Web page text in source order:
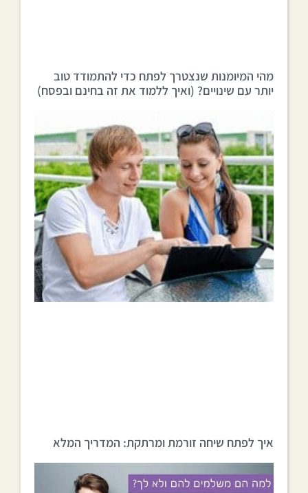
מהי המיומנות שנצטרך לפתח כדי להתמודד טוב
יותר עם שינויים? (ואיך ללמוד את זה בחינם ובפסח)
איך לפתח שיחה זורמת ומרתקת: המדריך המלא